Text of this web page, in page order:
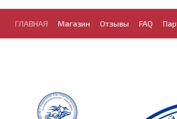
ГЛАВНАЯ Магазин Отзывы FAQ